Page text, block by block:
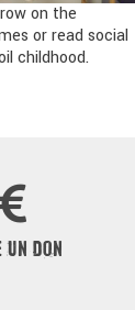
on the
or read social
childhood.
UN DON